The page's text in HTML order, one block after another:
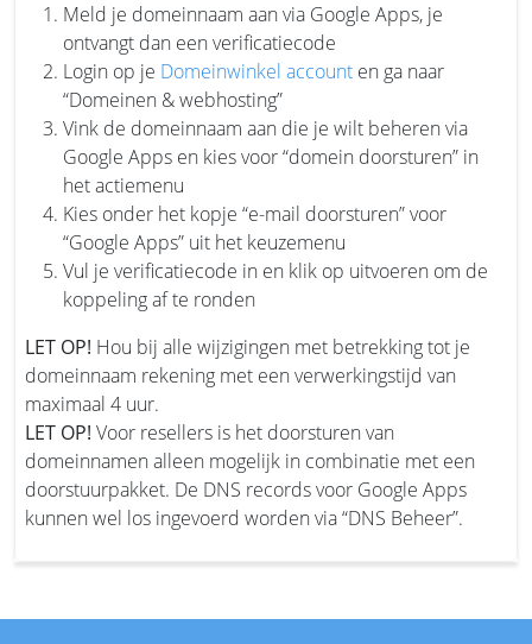
Meld je domeinnaam aan via Google Apps, je
ontvangt dan een verificatiecode
Login op je Domeinwinkel account en ga naar
“Domeinen & webhosting”
Vink de domeinnaam aan die je wilt beheren via
Google Apps en kies voor “domein doorsturen” in
het actiemenu
Kies onder het kopje “e-mail doorsturen” voor
“Google Apps” uit het keuzemenu
Vul je verificatiecode in en klik op uitvoeren om de
koppeling af te ronden
LET OP! Hou bij alle wijzigingen met betrekking tot je
domeinnaam rekening met een verwerkingstijd van
maximaal 4 uur.
LET OP! Voor resellers is het doorsturen van
domeinnamen alleen mogelijk in combinatie met een
doorstuurpakket. De DNS records voor Google Apps
kunnen wel los ingevoerd worden via “DNS Beheer”.